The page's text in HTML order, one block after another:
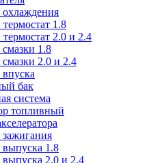
1.8
2.0 и 2.4
1.8
2.0 и 2.4
бак
система
топливный
1.8
2.0 и 2.4